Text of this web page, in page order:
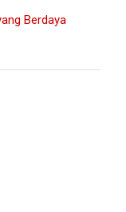
Berdaya